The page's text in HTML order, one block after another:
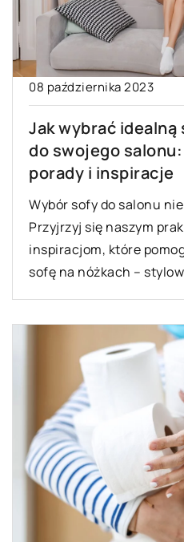
08 października 2023
Jak wybrać idealną
do swojego
porady i inspiracje
Wybór sofy do salonu
Przyjrzyj się naszym
inspiracjom, które
sofę na nóżkach –